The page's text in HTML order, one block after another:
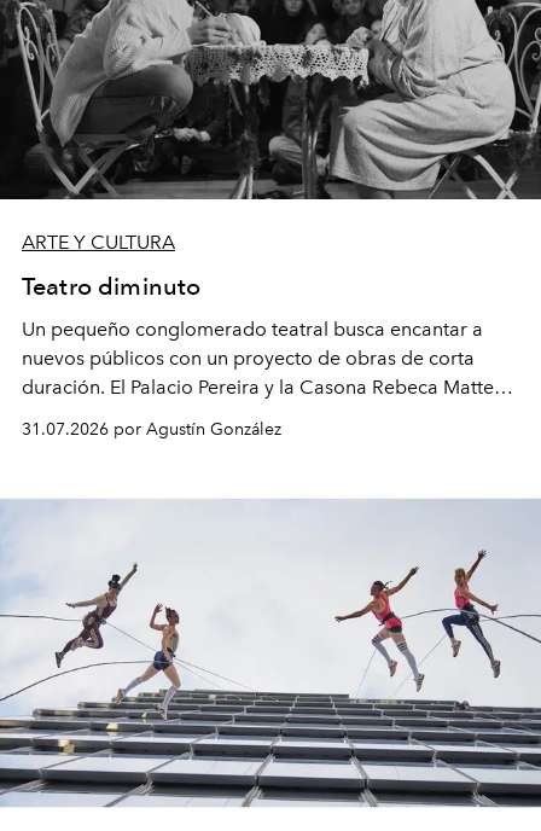
ARTE Y CULTURA
Teatro diminuto
Un pequeño conglomerado teatral busca encantar a
nuevos públicos con un proyecto de obras de corta
duración. El Palacio Pereira y la Casona Rebeca Matte
son algunos de los lugares que han albergado estas
miniobras. Sus puestas en escena son limpias; ponen el
31.07.2026 por Agustín González